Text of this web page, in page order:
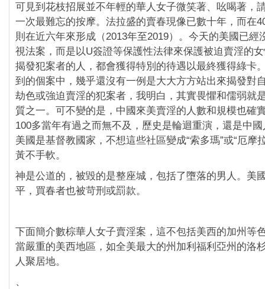
可見到花枝招展並不年輕的華人女子微笑著、吆喝著，
一次最難忘的按摩。法拉盛的賣春現像已數十年，而在
則在近六年來形成（2013年至2019）。今天的美國已經
視法案，而是以U簽證等保護性法律來保護被迫賣淫的
揭發犯案者的人，都會獲得特別的待遇以最終獲得綠卡
到的個案中，幾乎還沒有一例是大大方方站出來揭發對
劫色或強迫賣淫的犯案者，我明白，其實畏懼和儒弱就
質之一。可不變的是，中國來美賣淫的人數和規模也確
100多當年有過之而無不及，歷史是輪迴重演，還是中
美國是基督教國家，不想這些社區變成“索多瑪”或“厄摩
黃不手軟。
神是公道的，被毀的是整座城，包括了墮落的男人。美
平，買春者也被苛刑或罰款。
下面簡介數棕華人女子賣淫案，這不包括美西的加州等
當嚴重的美西地區，如全美最大的州加利福利亞州的洛
人聚居地。
、